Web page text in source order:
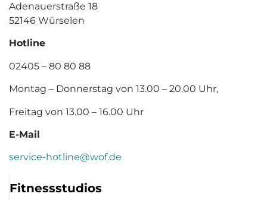
Adenauerstraße 18
52146 Würselen
Hotline
02405 – 80 80 88
Montag – Donnerstag von 13.00 – 20.00 Uhr,
Freitag von 13.00 – 16.00 Uhr
E-Mail
service-hotline@wof.de
Fitnessstudios